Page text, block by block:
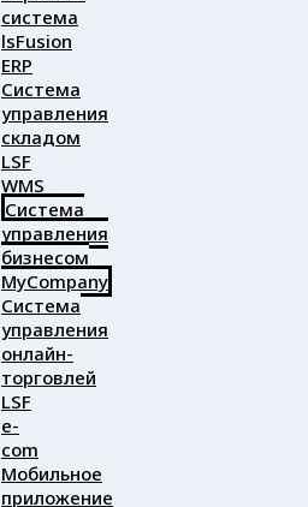
система
lsFusion
ERP
Система
управления
складом
LSF
WMS
Система
управления
бизнесом
MyCompany
Система
управления
онлайн-
торговлей
LSF
e-
com
Мобильное
приложение